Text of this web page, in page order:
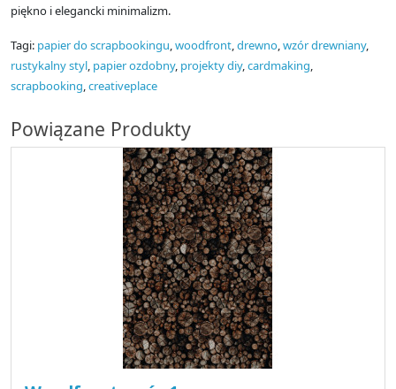
piękno i elegancki minimalizm.
Tagi: papier do scrapbookingu,woodfront,drewno,wzór drewniany,
rustykalny styl, papier ozdobny, projekty diy,cardmaking,
scrapbooking,creativeplace
Powiązane Produkty